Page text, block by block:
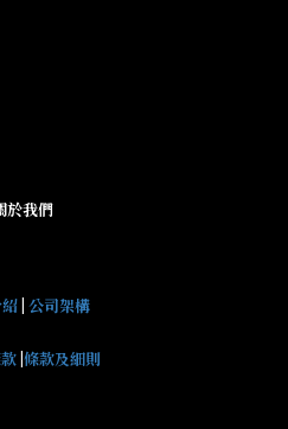
於我們
| 公司架構
條款及細則